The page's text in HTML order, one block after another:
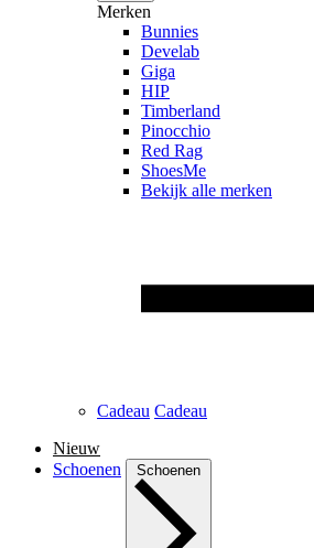
Merken
Bunnies
Develab
Giga
HIP
Timberland
Pinocchio
Red Rag
ShoesMe
Bekijk alle merken
Cadeau Cadeau
Nieuw
Schoenen
Schoenen